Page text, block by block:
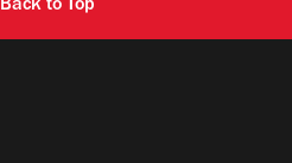
Back to Top